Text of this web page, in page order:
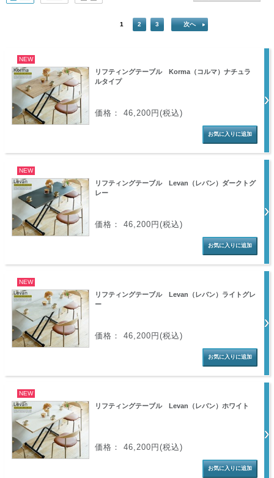
1 2 3 次へ
NEW
リフティングテーブル Korma（コルマ）ナチュラ
ルタイプ
価格： 46,200円(税込)
NEW
リフティングテーブル Levan（レバン）ダークトグ
レー
価格： 46,200円(税込)
NEW
リフティングテーブル Levan（レバン）ライトグレ
ー
価格： 46,200円(税込)
NEW
リフティングテーブル Levan（レバン）ホワイト
価格： 46,200円(税込)